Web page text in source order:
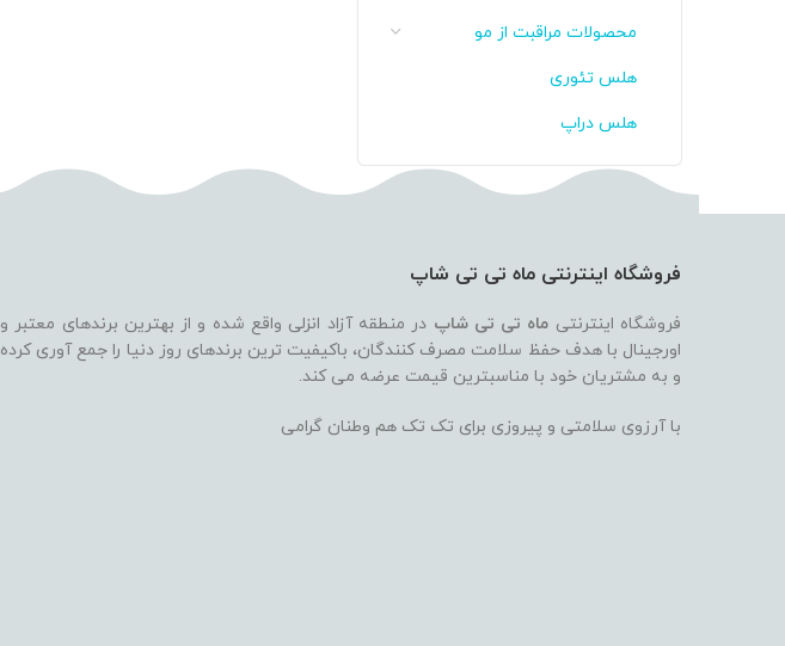
محصولات مراقبت از مو
هلس تئوری
هلس دراپ
فروشگاه اینترنتی ماه تی تی شاپ
فروشگاه اینترنتی ماه تی تی شاپ در منطقه آزاد انزلی واقع شده و از بهترین برندهای معتبر و
اورجینال با هدف حفظ سلامت مصرف کنندگان، باکیفیت ترین برندهای روز دنیا را جمع آوری کرده
و به مشتریان خود با مناسبترین قیمت عرضه می کند.
با آرزوی سلامتی و پیروزی برای تک تک هم وطنان گرامی